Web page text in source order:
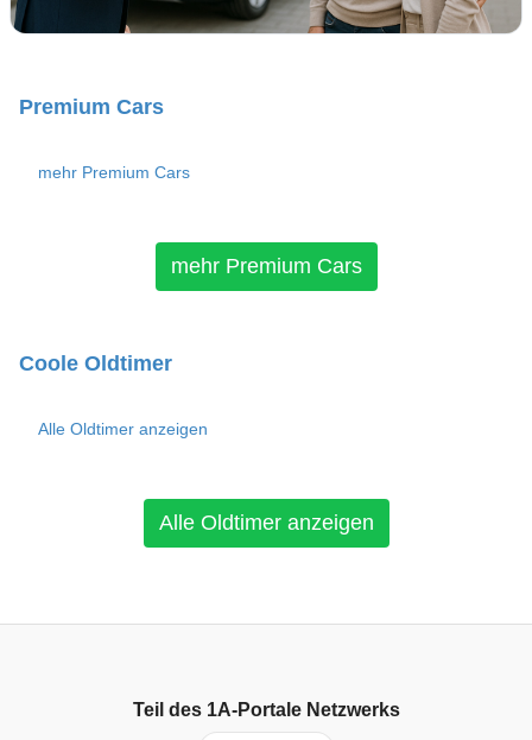
Premium Cars
mehr Premium Cars
mehr Premium Cars
Coole Oldtimer
Alle Oldtimer anzeigen
Alle Oldtimer anzeigen
Teil des 1A-PortaleNetzwerks